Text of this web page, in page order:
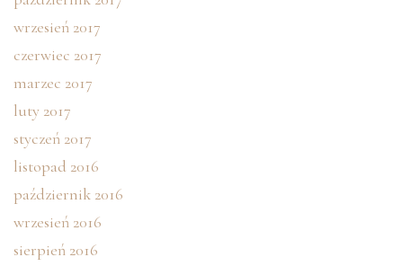
wrzesień 2017
czerwiec 2017
marzec 2017
luty 2017
styczeń 2017
listopad 2016
październik 2016
wrzesień 2016
sierpień 2016